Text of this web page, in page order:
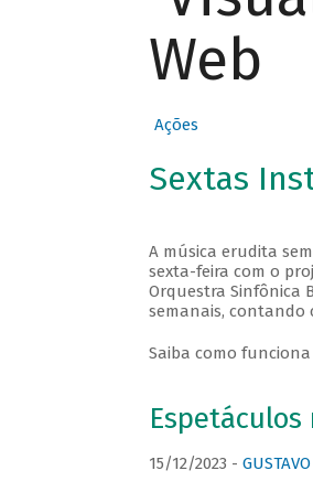
Web
Ações
Sextas
A música erudita
sexta-feira com o
Orquestra Sinfônica
semanais, contando
Saiba como funciona
Espetáculos
15/12/2023 -